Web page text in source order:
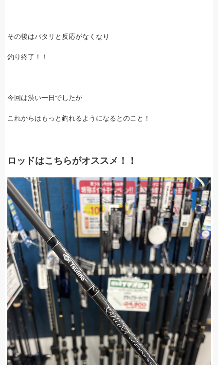
その後はパタリと反応がなくなり
釣り終了！！
今回は渋い一日でしたが
これからはもっと釣れるようになるとのこと！
ロッドはこちらがオススメ！！